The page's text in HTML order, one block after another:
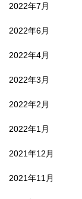
2022年7月
2022年6月
2022年4月
2022年3月
2022年2月
2022年1月
2021年12月
2021年11月